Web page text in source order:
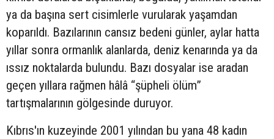
ya da başına sert cisimlerle vurularak yaşamdan
koparıldı. Bazılarının cansız bedeni günler, aylar hatta
yıllar sonra ormanlık alanlarda, deniz kenarında ya da
ıssız noktalarda bulundu. Bazı dosyalar ise aradan
geçen yıllara rağmen hâlâ “şüpheli ölüm”
tartışmalarının gölgesinde duruyor.
Kıbrıs'ın kuzeyinde 2001 yılından bu yana 48 kadın